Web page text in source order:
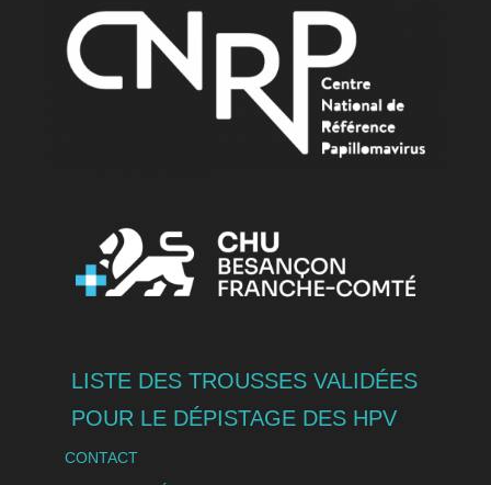
LISTE DES TROUSSES VALIDÉES
POUR LE DÉPISTAGE DES HPV
CONTACT